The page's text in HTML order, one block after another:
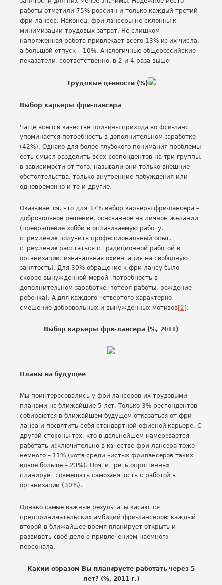
работы отметили 75% россиян и только каждый третий
фри-лансер. Наконец, фри-лансеры не склонны к
минимизации трудовых затрат. Не слишком
напряженная работа привлекает всего 13% из их числа,
а большой отпуск – 10%. Аналогичные общероссийские
показатели, соответственно, в 2 и 4 раза выше!
Трудовые ценности (%)
Выбор карьеры фри-лансера
Чаще всего в качестве причины прихода во фри-ланс
упоминается потребность в дополнительном заработке
(42%). Однако для более глубокого понимания проблемы
есть смысл разделить всех респондентов на три группы,
в зависимости от того, называли они только внешние
обстоятельства, только внутренние побуждения или
одновременно и те и другие.
Оказывается, что для 37% выбор карьеры фри-лансера –
добровольное решение, основанное на личном желании
(превращение хобби в оплачиваемую работу,
стремление получить профессиональный опыт,
стремление расстаться с традиционной работой в
организации, изначальная ориентация на свободную
занятость). Для 30% обращение к фри-лансу было
скорее вынужденной мерой (потребность в
дополнительном заработке, потеря работы, рождение
ребенка). А для каждого четвертого характерно
смешение добровольных и вынужденных мотивов[2] .
Выбор карьеры фри-лансера (%, 2011)
Планы на будущее
Мы поинтересовались у фри-лансеров их трудовыми
планами на ближайшие 5 лет. Только 3% респондентов
собираются в ближайшем будущем отказаться от фри-
ланса и посвятить себя стандартной офисной карьере. С
другой стороны тех, кто в дальнейшем намеревается
работать исключительно в качестве фри-лансера тоже
немного – 11% (хотя среди чистых фрилансеров таких
вдвое больше – 23%). Почти треть опрошенных
планирует совмещать самозанятость с работой в
организации (30%).
Однако самые важные результаты касаются
предпринимательских амбиций фри-лансеров: каждый
второй в ближайшее время планирует открыть и
развивать своё дело с привлечением наемного
персонала.
Каким образом Вы планируете работать через 5
лет? (%, 2011 г.)